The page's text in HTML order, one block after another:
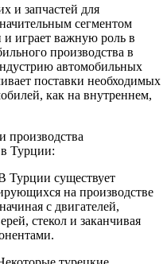
и запчастей для
сегментом
играет важную роль в
производства в
автомобильных
поставки необходимых
как на внутреннем,
производства
Турции:
Турции существует
на производстве
с двигателей,
стекол и заканчивая